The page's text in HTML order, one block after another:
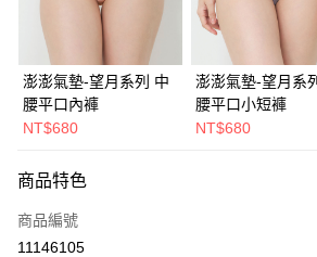
街口支付
悠遊付
大哥付你分期
相關說明
1.本服務由台灣大哥大提供，台灣大哥大用戶可立
流程，驗證手機門號後，選擇欲分期的期數、繳款
成交易。
AFTEE先享後付
【關於「AFTEE先享後付」】
AFTEE先享後付是「在收到商品之後才付款」的支
ATM付款
澎澎氣墊-望月系列 中
腰平口內褲
NT$680
澎澎氣墊-望月系
腰平口小短褲
NT$680
商品特色
商品編號
11146105